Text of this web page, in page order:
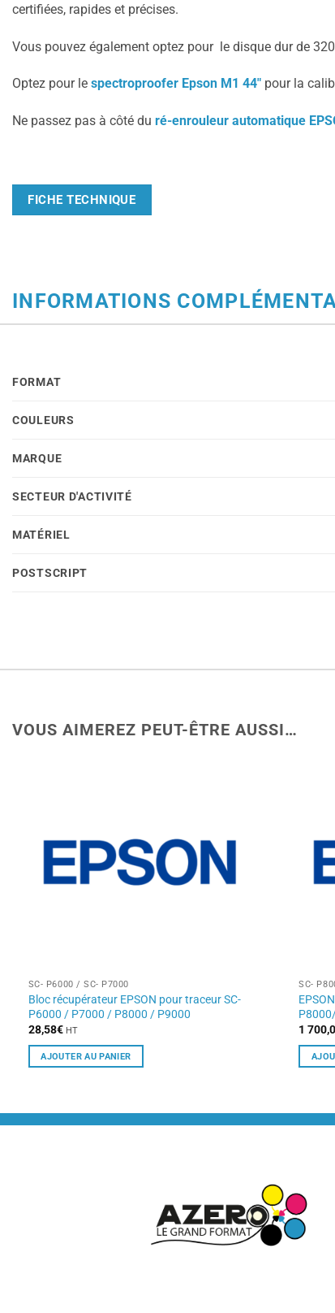
certifiées, rapides et précises.
Vous pouvez également optez pour le disque dur de
Optez pour le spectroproofer Epson M1 44″ pour la
Ne passez pas à côté du ré-enrouleur automatique
FICHE TECHNIQUE
INFORMATIONS
FORMAT
COULEURS
MARQUE
SECTEUR D'ACTIVITÉ
MATÉRIEL
POSTSCRIPT
VOUS AIMEREZ PEUT-ÊTRE AUSSI…
SC- P6000 / SC- P7000
Bloc récupérateur EPSON pour traceur SC-
P6000 / P7000 / P8000 / P9000
28,58€ HT
AJOUTER AU PANIER
SC-
1